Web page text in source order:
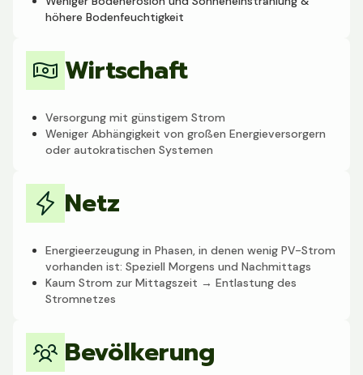
höhere Bodenfeuchtigkeit
Wirtschaft
Versorgung mit günstigem Strom
Weniger Abhängigkeit von großen Energieversorgern
oder autokratischen Systemen
Netz
Energieerzeugung in Phasen, in denen wenig PV-Strom
vorhanden ist: Speziell Morgens und Nachmittags
Kaum Strom zur Mittagszeit → Entlastung des
Stromnetzes
Bevölkerung